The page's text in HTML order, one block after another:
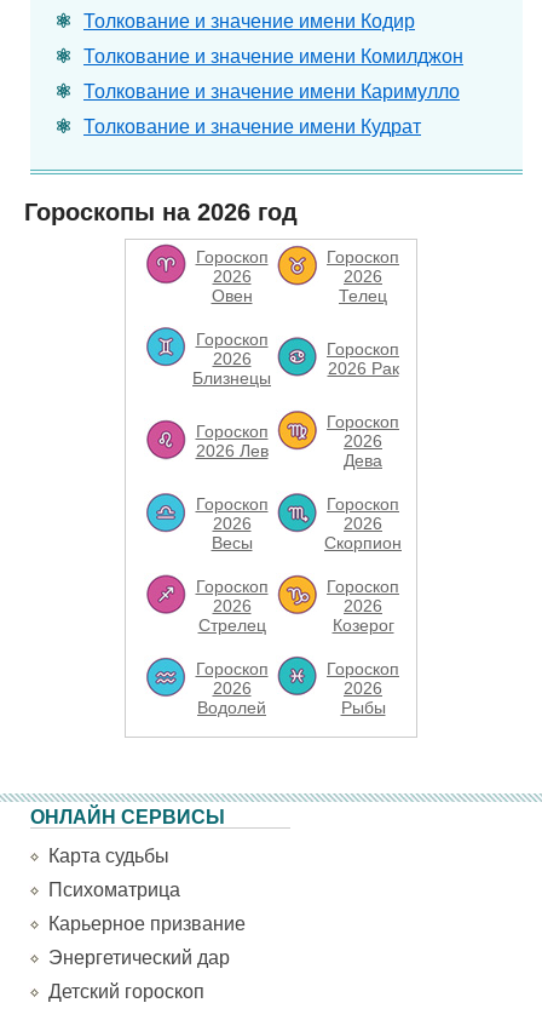
Толкование и значение имени Кодир
Толкование и значение имени Комилджон
Толкование и значение имени Каримулло
Толкование и значение имени Кудрат
Гороскопы на 2026 год
Гороскоп
2026
Овен
Гороскоп
2026
Телец
Гороскоп
2026
Близнецы
Гороскоп
2026 Рак
Гороскоп
2026 Лев
Гороскоп
2026
Дева
Гороскоп
2026
Весы
Гороскоп
2026
Скорпион
Гороскоп
2026
Стрелец
Гороскоп
2026
Козерог
Гороскоп
2026
Водолей
Гороскоп
2026
Рыбы
ОНЛАЙН СЕРВИСЫ
Карта судьбы
Психоматрица
Карьерное призвание
Энергетический дар
Детский гороскоп